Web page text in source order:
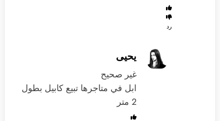
رد
يحيى
غير صحيح
ابل في متاجرها تبيع كابيل بطول
2 متر